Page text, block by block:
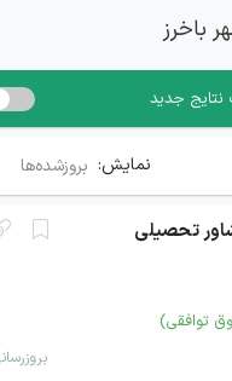
باخرز
جدید
نمایش: بروزشده‌ها
تحصیلی
توافقی)